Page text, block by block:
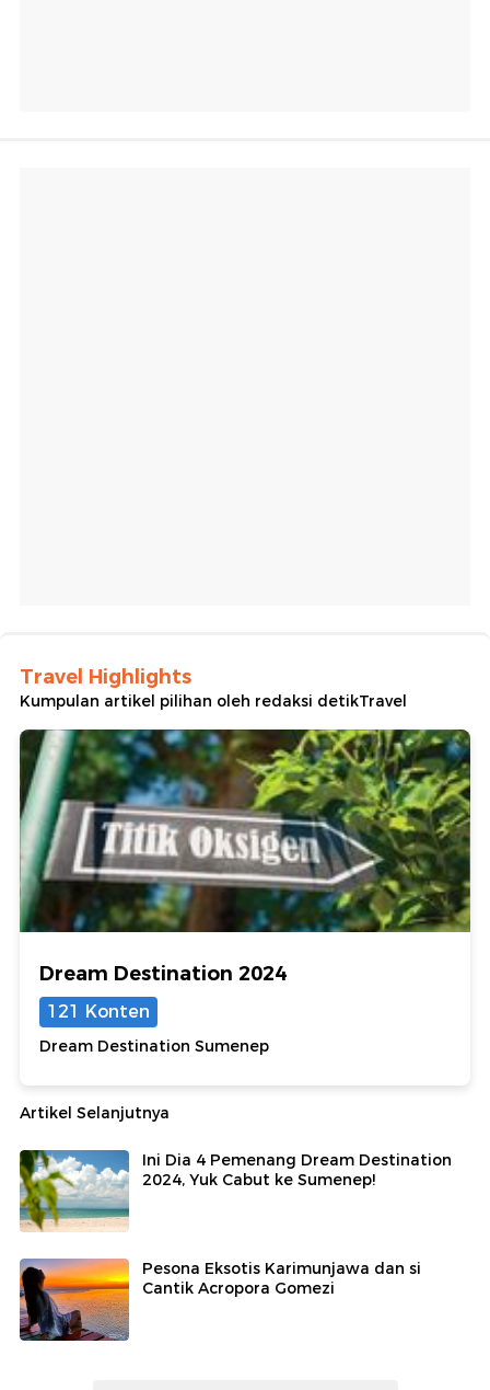
Travel Highlights
Kumpulan artikel pilihan oleh redaksi detikTravel
Dream Destination 2024
121 Konten
Dream Destination Sumenep
Artikel Selanjutnya
Ini Dia 4 Pemenang Dream Destination
2024, Yuk Cabut ke Sumenep!
Pesona Eksotis Karimunjawa dan si
Cantik Acropora Gomezi